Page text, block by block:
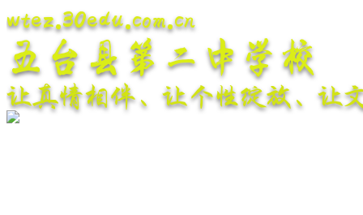
wtez.30edu.com.cn
五台县第二中学校
让真情相伴、让个性绽放、让